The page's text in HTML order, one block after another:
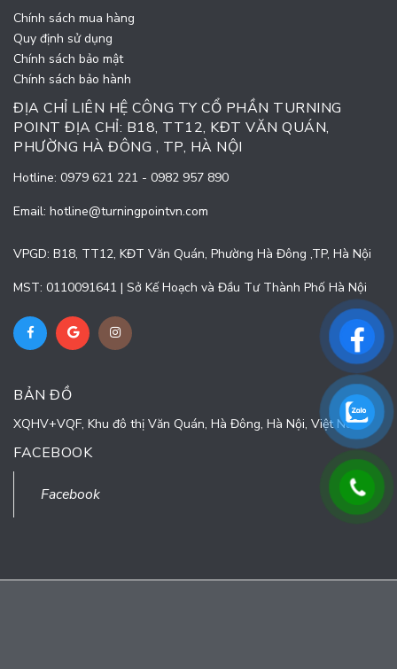
Chính sách mua hàng
Quy định sử dụng
Chính sách bảo mật
Chính sách bảo hành
ĐỊA CHỈ LIÊN HỆ CÔNG TY CỔ PHẦN TURNING
POINT ĐỊA CHỈ: B18, TT12, KĐT VĂN QUÁN,
PHƯỜNG HÀ ĐÔNG , TP, HÀ NỘI
Hotline: 0979 621 221 - 0982 957 890
Email: hotline@turningpointvn.com
VPGD: B18, TT12, KĐT Văn Quán, Phường Hà Đông ,TP, Hà Nội
MST: 0110091641 | Sở Kế Hoạch và Đầu Tư Thành Phố Hà Nội
BẢN ĐỒ
XQHV+VQF, Khu đô thị Văn Quán, Hà Đông, Hà Nội, Việt Nam
FACEBOOK
Cung cấp bởi Sapo